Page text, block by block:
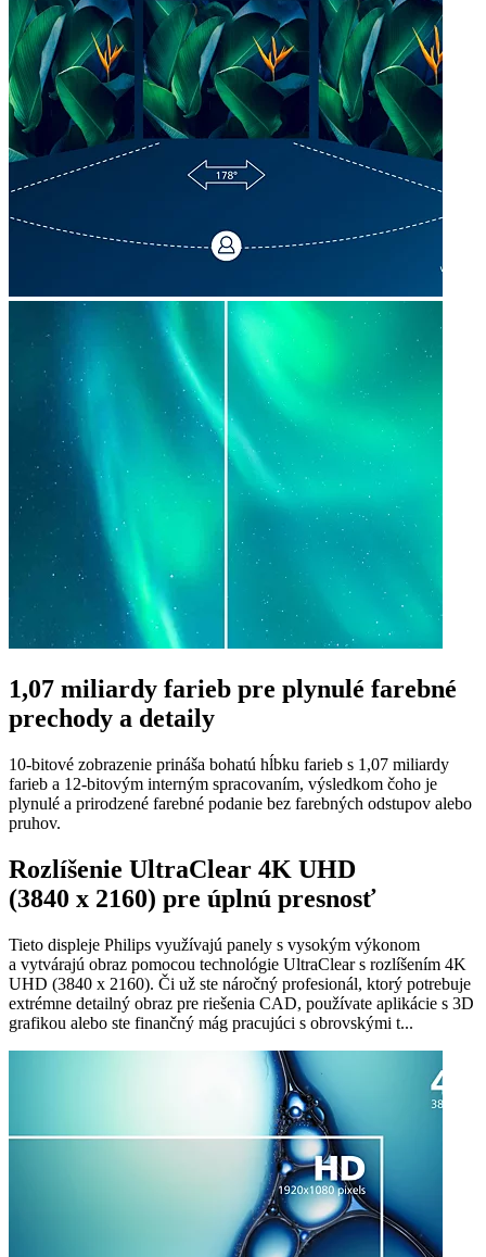
1,07 miliardy farieb pre plynulé farebné
prechody a detaily
10-bitové zobrazenie prináša bohatú hĺbku farieb s 1,07 miliardy
farieb a 12-bitovým interným spracovaním, výsledkom čoho je
plynulé a prirodzené farebné podanie bez farebných odstupov alebo
pruhov.
Rozlíšenie UltraClear 4K UHD
(3840 x 2160) pre úplnú presnosť
Tieto displeje Philips využívajú panely s vysokým výkonom
a vytvárajú obraz pomocou technológie UltraClear s rozlíšením 4K
UHD (3840 x 2160). Či už ste náročný profesionál, ktorý potrebuje
extrémne detailný obraz pre riešenia CAD, používate aplikácie s 3D
grafikou alebo ste finančný mág pracujúci s obrovskými t...